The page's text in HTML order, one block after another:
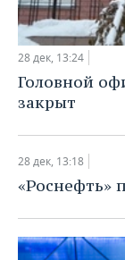
28 дек, 13:24
Головной
закрыт
28 дек, 13:18
«Роснефть»